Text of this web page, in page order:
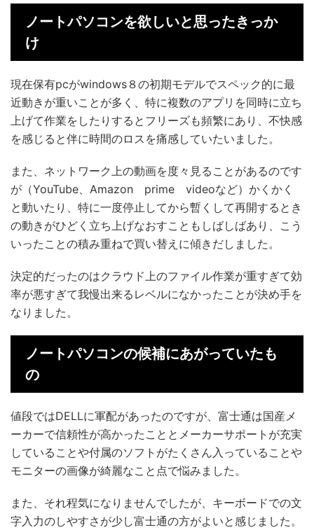
ノートパソコンを欲しいと思ったきっか
け
現在保有pcがwindows８の初期モデルでスペック的に最
近動きが重いことが多く、特に複数のアプリを同時に立ち
上げて作業をしたりするとフリーズも頻繁にあり、不快感
を感じると伴に時間のロスを痛感していたいました。
また、ネットワーク上の動画を度々見ることがあるのです
が（YouTube、Amazon prime videoなど）かくかく
と動いたり、特に一度停止してから暫くして再開するとき
の動きがひどく立ち上げなおすこともしばしばあり、こう
いったことの積み重ねで買い替えに傾きだしました。
決定的だったのはクラウド上のファイル作業が重すぎて効
率が悪すぎて我慢出来るレベルになかったことが決め手を
なりました。
ノートパソコンの候補にあがっていたも
の
値段ではDELLに軍配があったのですが、富士通は国産メ
ーカーで信頼性が高かったこととメーカーサポートが充実
していることや付属のソフトがたくさん入っていることや
モニターの画像が綺麗なこと点で悩みました。
また、それ程気になりませんでしたが、キーボードでの文
字入力のしやすさが少し富士通の方がよいと感じました。